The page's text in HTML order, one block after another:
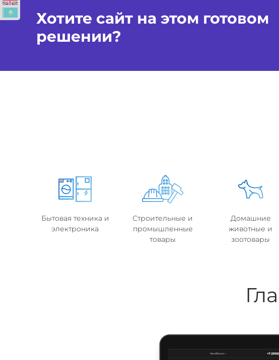
Хотите сайт на этом готовом
решении?
Бытовая техника и
электроника
Строительные и
промышленные
товары
Домашние
животные и
зоотовары